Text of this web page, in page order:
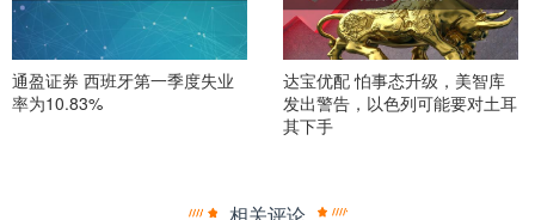
通盈证券 西班牙第一季度失业
率为10.83%
达宝优配 怕事态升级，美智库
发出警告，以色列可能要对土耳
其下手